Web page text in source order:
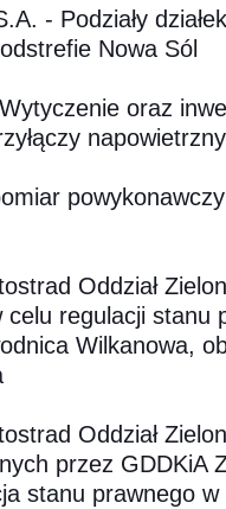
- Podziały
Nowa Sól
oraz
Oddział
celu regulacji stanu
Wilkanowa,
Oddział
przez GDDKiA
stanu prawnego